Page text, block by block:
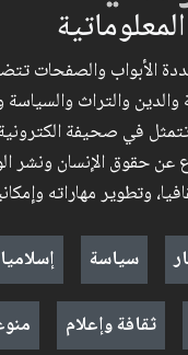
الأبواب والصفحات
والدين والتراث والسياسة
في صحيفة
عن حقوق الإنسان ونشر
وتطوير مهاراته
سياسة
ثقافة وإعلام